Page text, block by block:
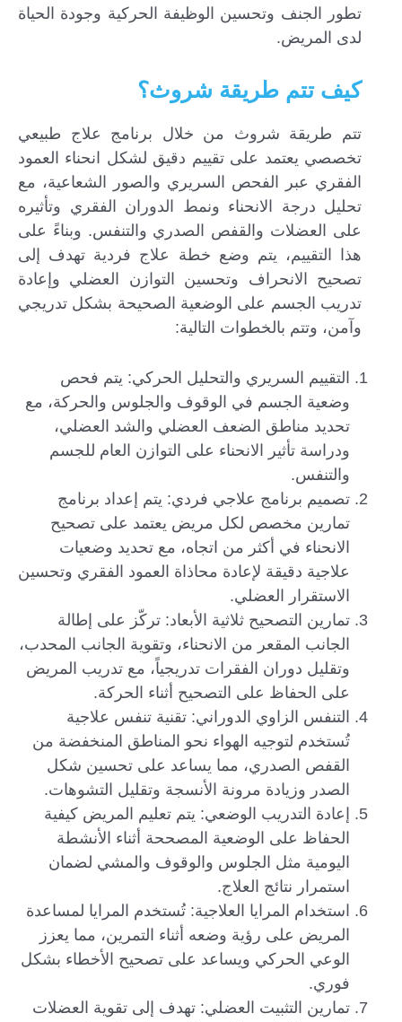
تطور الجنف وتحسين الوظيفة الحركية وجودة الحياة
لدى المريض.
كيف تتم طريقة شروث؟
تتم طريقة شروث من خلال برنامج علاج طبيعي
تخصصي يعتمد على تقييم دقيق لشكل انحناء العمود
الفقري عبر الفحص السريري والصور الشعاعية، مع
تحليل درجة الانحناء ونمط الدوران الفقري وتأثيره
على العضلات والقفص الصدري والتنفس. وبناءً على
هذا التقييم، يتم وضع خطة علاج فردية تهدف إلى
تصحيح الانحراف وتحسين التوازن العضلي وإعادة
تدريب الجسم على الوضعية الصحيحة بشكل تدريجي
وآمن، وتتم بالخطوات التالية:
التقييم السريري والتحليل الحركي: يتم فحص
وضعية الجسم في الوقوف والجلوس والحركة، مع
تحديد مناطق الضعف العضلي والشد العضلي،
ودراسة تأثير الانحناء على التوازن العام للجسم
والتنفس.
تصميم برنامج علاجي فردي: يتم إعداد برنامج
تمارين مخصص لكل مريض يعتمد على تصحيح
الانحناء في أكثر من اتجاه، مع تحديد وضعيات
علاجية دقيقة لإعادة محاذاة العمود الفقري وتحسين
الاستقرار العضلي.
تمارين التصحيح ثلاثية الأبعاد: تركّز على إطالة
الجانب المقعر من الانحناء، وتقوية الجانب المحدب،
وتقليل دوران الفقرات تدريجياً، مع تدريب المريض
على الحفاظ على التصحيح أثناء الحركة.
التنفس الزاوي الدوراني: تقنية تنفس علاجية
تُستخدم لتوجيه الهواء نحو المناطق المنخفضة من
القفص الصدري، مما يساعد على تحسين شكل
الصدر وزيادة مرونة الأنسجة وتقليل التشوهات.
إعادة التدريب الوضعي: يتم تعليم المريض كيفية
الحفاظ على الوضعية المصححة أثناء الأنشطة
اليومية مثل الجلوس والوقوف والمشي لضمان
استمرار نتائج العلاج.
استخدام المرايا العلاجية: تُستخدم المرايا لمساعدة
المريض على رؤية وضعه أثناء التمرين، مما يعزز
الوعي الحركي ويساعد على تصحيح الأخطاء بشكل
فوري.
تمارين التثبيت العضلي: تهدف إلى تقوية العضلات